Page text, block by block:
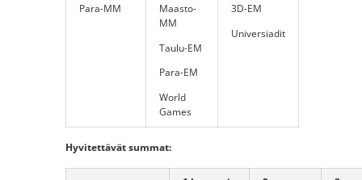
Para-MM
Maasto-
MM
Taulu-EM
Para-EM
World
Games
3D-EM
Universiadit
Hyvitettävät summat: